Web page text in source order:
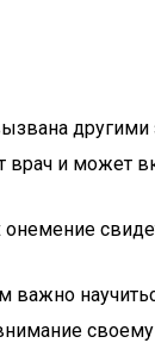
врач и может
онемение